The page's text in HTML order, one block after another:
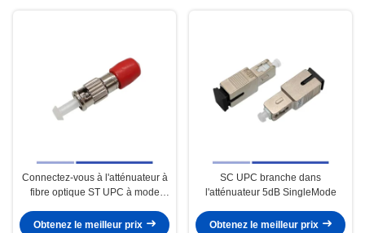
Connectez-vous à l'atténuateur à
fibre optique ST UPC à mode
Obtenez le meilleur prix
SC UPC branche dans
l'atténuateur 5dB SingleMode
Obtenez le meilleur prix